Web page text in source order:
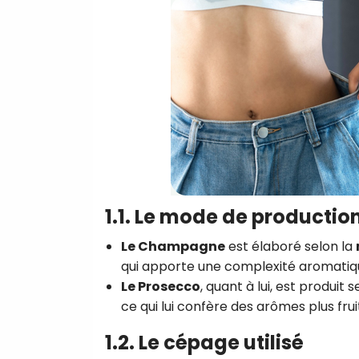
1.1. Le mode de
Le Champagneest élaboré selon la
qui apporte une complexité
Le Prosecco, quant à lui, est produit
ce qui lui confère des arômes plus
1.2. Le cépage utilisé